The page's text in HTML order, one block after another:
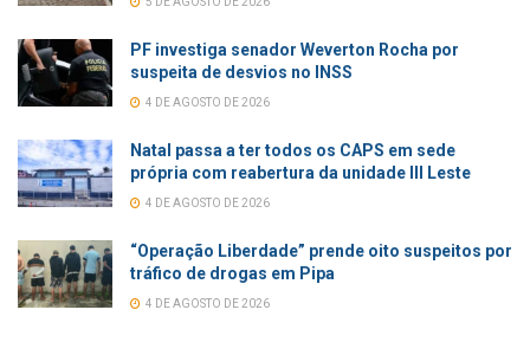
PF investiga senador Weverton Rocha por
suspeita de desvios no INSS
4 DE AGOSTO DE 2026
Natal passa a ter todos os CAPS em sede
própria com reabertura da unidade III Leste
4 DE AGOSTO DE 2026
“Operação Liberdade” prende oito suspeitos por
tráfico de drogas em Pipa
4 DE AGOSTO DE 2026